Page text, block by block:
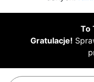
To
Gratulacje!